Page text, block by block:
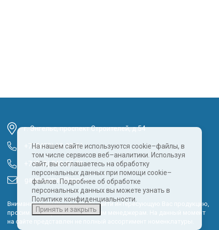
На нашем сайте используются cookie–файлы, в
том числе сервисов веб–аналитики. Используя
сайт, вы соглашаетесь на обработку
персональных данных при помощи cookie–
файлов. Подробнее об обработке
персональных данных вы можете узнать в
Политике конфиденциальности.
Принять и закрыть
г. Энгельс, проспект Строителей, д.54
+7 (8452) 68-00-61
+7 (960) 343-55-81
gazpragmat@mail.ru
Внимание! Если Вы не смогли найти интересующую Вас продукцию,
просим Вас обращаться к нашим менеджерам. На данный момент
на сайте представлен не полный ассортимент номенклатуры.